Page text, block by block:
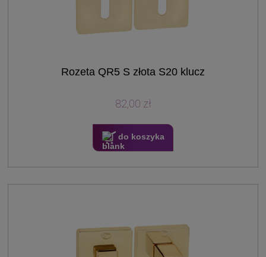
Rozeta QR5 S złota S20 klucz
82,00 zł
do koszyka